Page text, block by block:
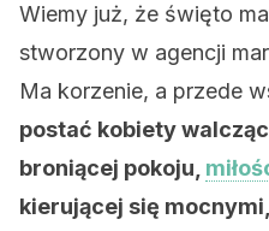
Wiemy już, że święto
stworzony w agencji
Ma korzenie, a przede
postać kobiety
broniącej pokoju,
kierującej się